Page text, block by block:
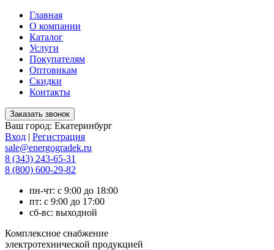
Главная
О компании
Каталог
Услуги
Покупателям
Оптовикам
Скидки
Контакты
Ваш город: Екатеринбург
Вход | Регистрация
sale@energogradek.ru
8 (343) 243-65-31
8 (800) 600-29-82
пн-чт: с 9:00 до 18:00
пт: с 9:00 до 17:00
сб-вс: выходной
Комплексное снабжение
электротехнической продукцией